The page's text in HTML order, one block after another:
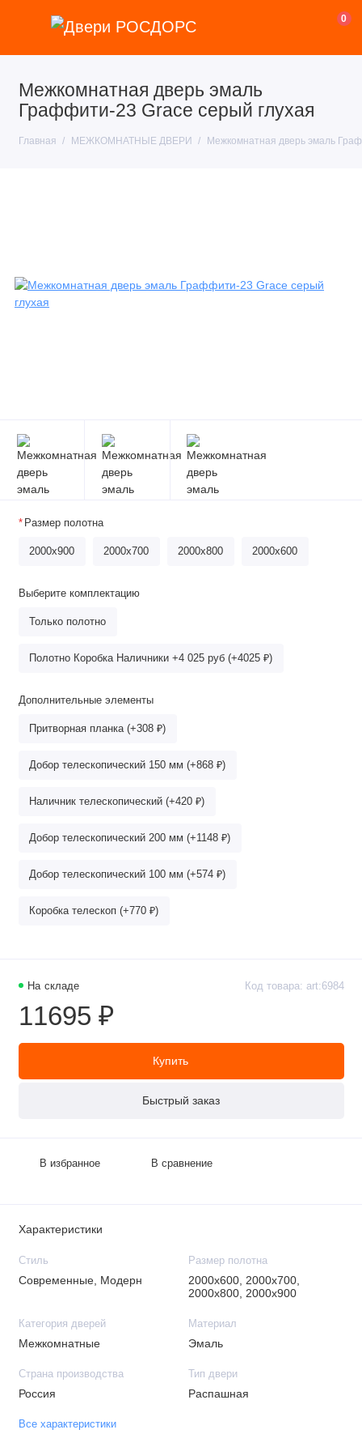
0
Межкомнатная дверь эмаль
Граффити-23 Grace серый глухая
Главная МЕЖКОМНАТНЫЕ ДВЕРИ Межкомнатная дверь эмаль
На складе Код товара: art:6984
11695 ₽
Купить
Быстрый заказ
В избранное В сравнение
Размер полотна
2000x900 2000x700 2000х800 2000x600
Выберите комплектацию
Только полотно
Полотно Коробка Наличники +4 025 руб (+4025 ₽)
Дополнительные элементы
Притворная планка (+308 ₽)
Добор телескопический 150 мм (+868 ₽)
Наличник телескопический (+420 ₽)
Добор телескопический 200 мм (+1148 ₽)
Добор телескопический 100 мм (+574 ₽)
Коробка телескоп (+770 ₽)
Характеристики
Стиль
Современные, Модерн
Размер полотна
2000х600, 2000х700,
2000х800, 2000х900
Категория дверей
Межкомнатные
Материал
Эмаль
Страна производства
Россия
Тип двери
Распашная
Все характеристики